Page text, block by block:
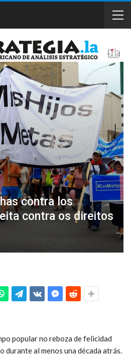
contra los
contra os direitos
popular no reboza de felicidad
durante al menos una década atrás.